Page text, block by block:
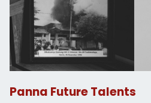
Panna Future Talents